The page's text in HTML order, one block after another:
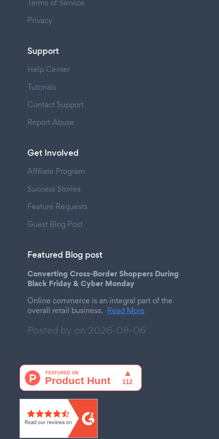
Terms of Service
Privacy
Support
Help Center
Tutorials
Contact Support
Report Abuse
Get Involved
Affiliate Program
Success Stories
Feature Requests
Guest Blog Post
Featured Blog post
Converting Cross-Border Shoppers During
Black Friday & Cyber Monday
Online commerce is an integral part of the
overall retail business. Read More
Posted by on 2026-08-06